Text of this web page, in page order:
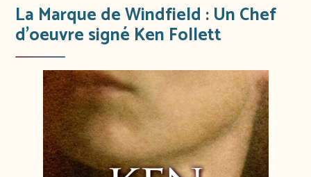
La Marque de Windfield : Un Chef
d’oeuvre signé Ken Follett